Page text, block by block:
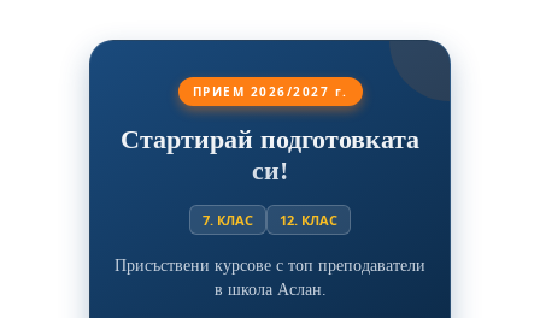
ПРИЕМ 2026/2027 г.
Стартирай подготовката
си!
7. КЛАС 12. КЛАС
Присъствени курсове с топ преподаватели
в школа Аслан.